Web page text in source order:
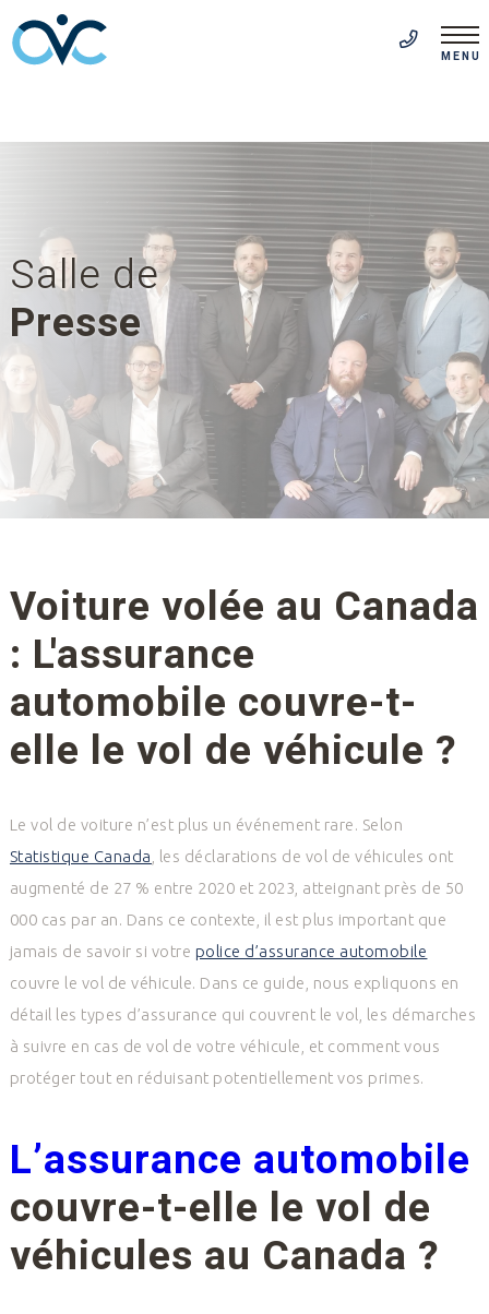
MENU
Salle de
Presse
Voiture volée au Canada
: L'assurance
automobile couvre-t-
elle le vol de véhicule ?
Le vol de voiture n’est plus un événement rare. Selon
Statistique Canada , les déclarations de vol de véhicules ont
augmenté de 27 % entre 2020 et 2023, atteignant près de 50
000 cas par an. Dans ce contexte, il est plus important que
jamais de savoir si votre police d’assurance automobile
couvre le vol de véhicule. Dans ce guide, nous expliquons en
détail les types d’assurance qui couvrent le vol, les démarches
à suivre en cas de vol de votre véhicule, et comment vous
protéger tout en réduisant potentiellement vos primes.
L’assurance automobile
couvre-t-elle le vol de
véhicules au Canada ?